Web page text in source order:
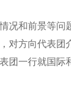
和前景等问
对方向代表团
团一行就国际